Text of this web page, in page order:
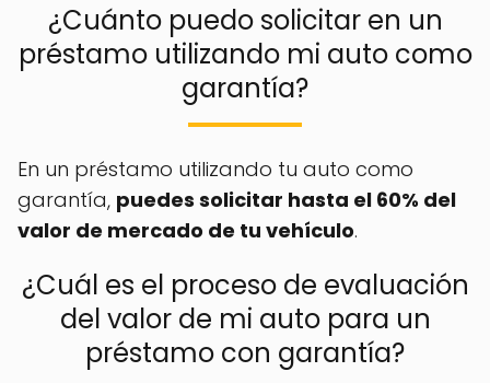
¿Cuánto puedo solicitar en un
préstamo utilizando mi auto como
garantía?
En un préstamo utilizando tu auto como
garantía, puedes solicitar hasta el 60% del
valor de mercado de tu vehículo.
¿Cuál es el proceso de evaluación
del valor de mi auto para un
préstamo con garantía?